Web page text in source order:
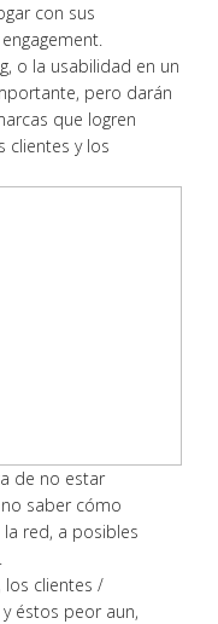
con sus
o la usabilidad en un
pero darán
que logren
clientes y los
de no estar
saber cómo
red, a posibles
los clientes /
éstos peor aun,